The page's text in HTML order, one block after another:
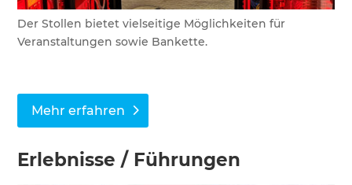
Der Stollen bietet vielseitige Möglichkeiten für
Veranstaltungen sowie Bankette.
Mehr erfahren
Erlebnisse / Führungen